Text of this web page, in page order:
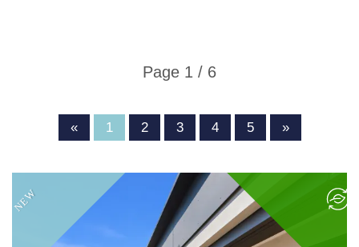
Page 1 / 6
« 1 2 3 4 5 »
NEW